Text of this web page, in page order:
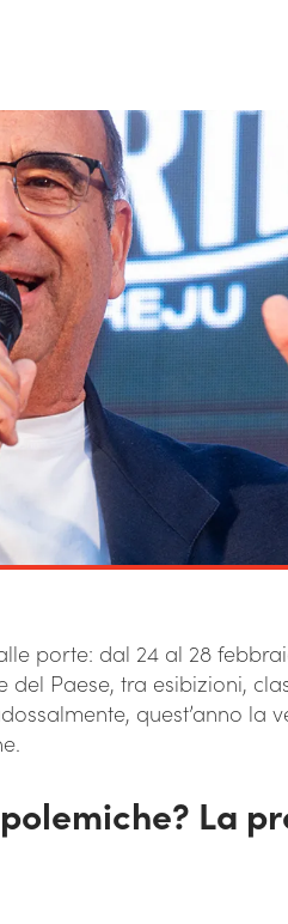
porte: dal 24 al 28
Paese, tra esibizioni,
quest’anno la
La